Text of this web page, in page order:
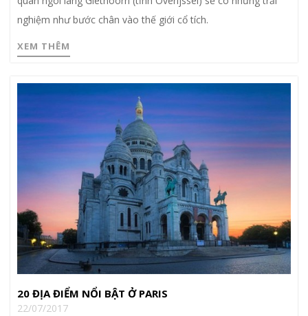
nghiệm như bước chân vào thế giới cổ tích.
XEM THÊM
20 ĐỊA ĐIỂM NỔI BẬT Ở PARIS
22/07/2017